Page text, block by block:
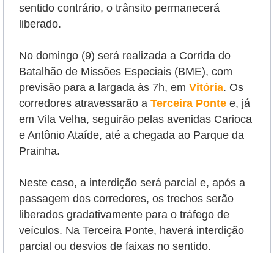
sentido contrário, o trânsito permanecerá
liberado.
No domingo (9) será realizada a Corrida do
Batalhão de Missões Especiais (BME), com
previsão para a largada às 7h, em Vitória. Os
corredores atravessarão a Terceira Ponte e, já
em Vila Velha, seguirão pelas avenidas Carioca
e Antônio Ataíde, até a chegada ao Parque da
Prainha.
Neste caso, a interdição será parcial e, após a
passagem dos corredores, os trechos serão
liberados gradativamente para o tráfego de
veículos. Na Terceira Ponte, haverá interdição
parcial ou desvios de faixas no sentido.